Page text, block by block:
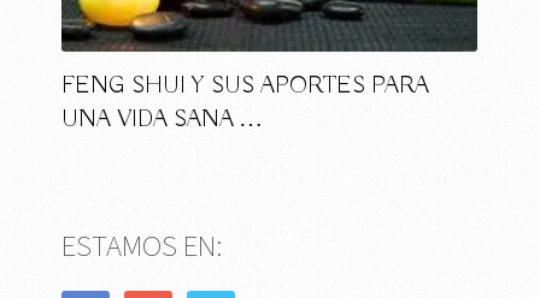
FENG SHUI Y SUS APORTES PARA
UNA VIDA SANA …
ESTAMOS EN: